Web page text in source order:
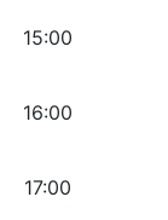
15:00
16:00
17:00